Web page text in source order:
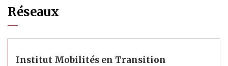
Réseaux
Institut Mobilités en Transition